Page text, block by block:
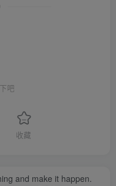
吧
收藏
and make it happen.